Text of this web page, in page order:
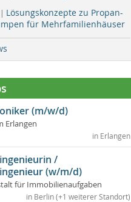
Lösungskonzepte zu Propan-
für Mehrfamilienhäuser
(m/w/d)
Erlangen
in Erlangen
/
(w/m/d)
für Immobilienaufgaben
in Berlin (+1 weiterer Standort)